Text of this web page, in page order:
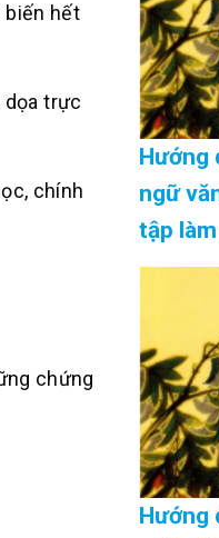
biến hết
dọa trực
chính
chứng
Hướng
ngữ
tập
nhất
Hướng